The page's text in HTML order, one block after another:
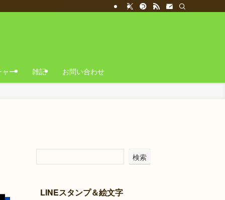
ャー 雑記 お問い合わせ
検索
LINEスタンプ＆絵文字